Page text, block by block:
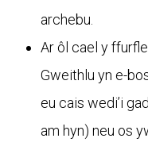
archebu.
Ar ôl cael y
Gweithlu yn e-
eu cais wedi’i
am hyn) neu os